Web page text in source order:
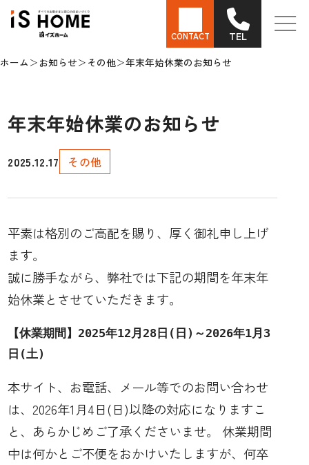
CONTACT
TEL
ホーム
お知らせ その他 年末年始休業のお知らせ
年末年始休業のお知らせ
2025.12.17 その他
平素は格別のご高配を賜り、厚く御礼申し上げ
ます。
誠に勝手ながら、弊社では下記の期間を年末年
始休業とさせていただきます。
【休業期間】2025年12月28日(日)～2026年1月3
日(土)
本サイト、お電話、メール等でのお問い合わせ
は、2026年1月4日(日)以降の対応になりますこ
と、あらかじめご了承くださいませ。 休業期間
中は何かとご不便をおかけいたしますが、何卒